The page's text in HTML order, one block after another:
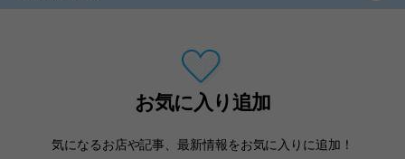
お気に入り追加
気になるお店や記事、最新情報をお気に入りに追加！